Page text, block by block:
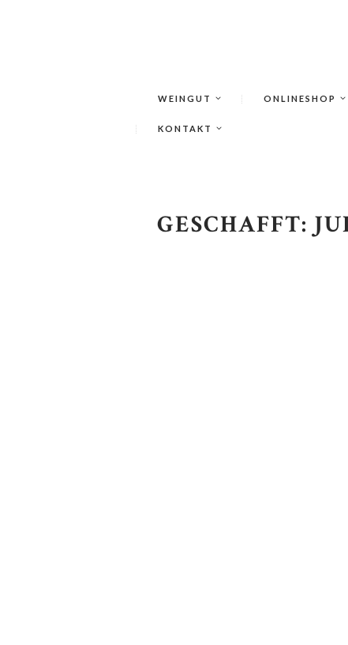
WEINGUT ONLINESHOP
KONTAKT
GESCHAFFT: